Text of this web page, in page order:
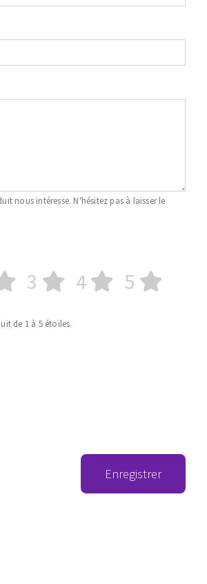
nous intéresse. N'hésitez pas à laisser le
3 4 5
de 1 à 5 étoiles.
Enregistrer